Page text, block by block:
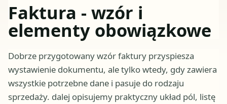
Faktura - wzór i
elementy obowiązkowe
Dobrze przygotowany wzór faktury przyspiesza
wystawienie dokumentu, ale tylko wtedy, gdy zawiera
wszystkie potrzebne dane i pasuje do rodzaju
sprzedaży. dalej opisujemy praktyczny układ pól, listę